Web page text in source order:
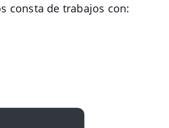
consta de trabajos con: